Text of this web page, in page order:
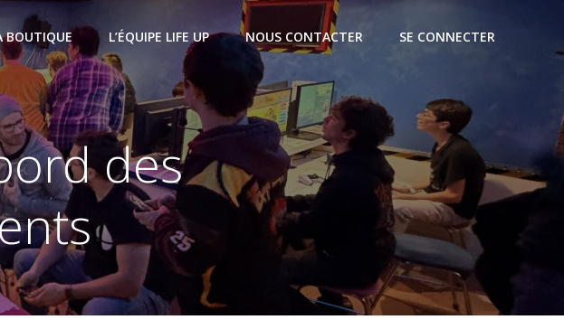
BOUTIQUE L’ÉQUIPE LIFE UP NOUS CONTACTER SE CONNECTER
des